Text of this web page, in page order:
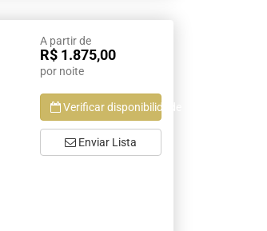
A partir de
R$ 1.875,00
por noite
Verificar disponibilidade
Enviar Lista